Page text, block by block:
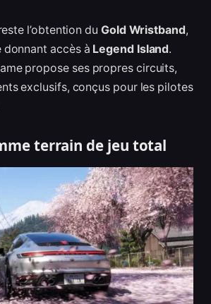
l’obtention du Gold Wristband,
accès à Legend Island.
propose ses propres circuits,
exclusifs, conçus pour les pilotes
terrain de jeu total